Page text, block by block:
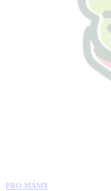
PRO MÁMY